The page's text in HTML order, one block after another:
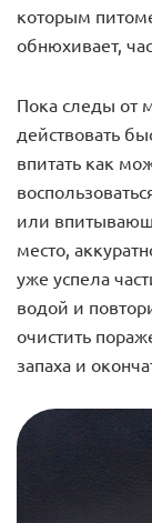
которым
обнюхивает,
Пока следы от
действовать
впитать как
или
место,
уже успела
водой и
очистить
запаха и